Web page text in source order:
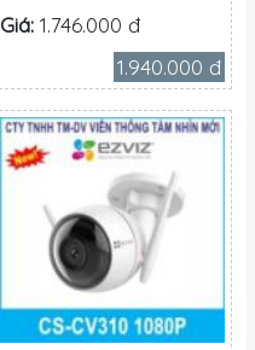
Giá: 1.746.000 đ
1.940.000 đ